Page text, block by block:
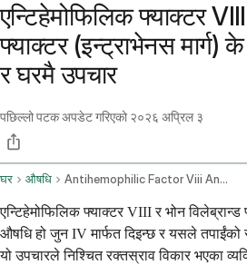
एन्टिहेमोफिलिक फ्याक्टर
फ्याक्टर (इन्ट्राभेनस मार्ग)
र घरमै उपचार
पछिल्लो पटक अपडेट गरिएको २०२६ अप्रिल ३
घर औषधि Antihemophilic Factor Viii And Von Willebrand Factor Intravenous Route
एन्टिहेमोफिलिक फ्याक्टर VIII र भोन
औषधि हो जुन IV मार्फत दिइन्छ र यसले तपाईंको
यो उपचारले निश्चित रक्तस्राव विकार भएका